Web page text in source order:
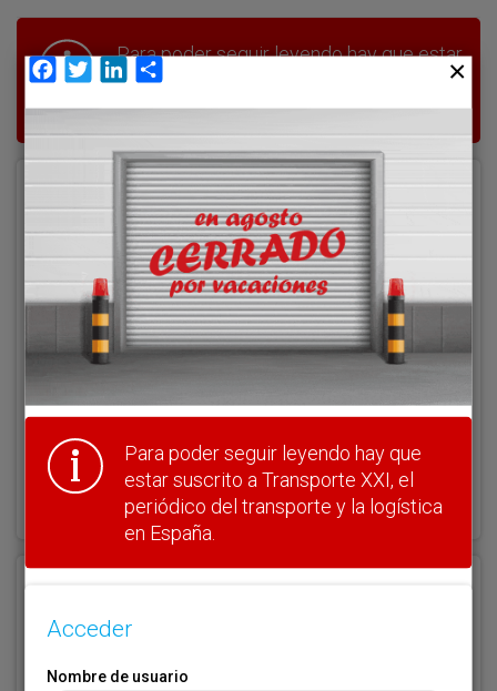
Para poder seguir leyendo hay que estar
suscrito a Transporte XXI, el periódico
del transporte y la logística en España.
Nombre de usuario
¿Olvidó su clave?
Haga clic aquí para recuperarla.
Facebook
TwitterLinkedIn
Para poder seguir leyendo hay que
estar suscrito a Transporte XXI, el
periódico del transporte y la logística
en España.
Acceder
Nombre de usuario